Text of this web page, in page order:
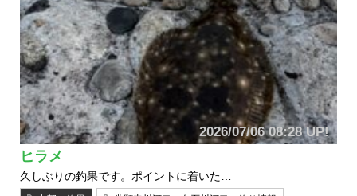
2026/07/06 08:28 UP!
ヒラメ
久しぶりの釣果です。ポイントに着いた…